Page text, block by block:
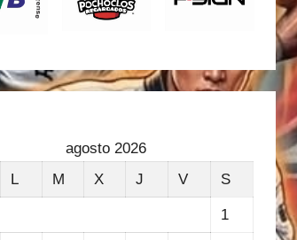
agosto 2026
L M X J V S
1